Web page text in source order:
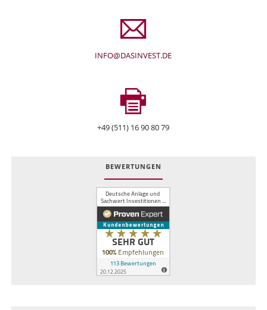
INFO@DASINVEST.DE
+49 (511) 16 90 80 79
BEWERTUNGEN